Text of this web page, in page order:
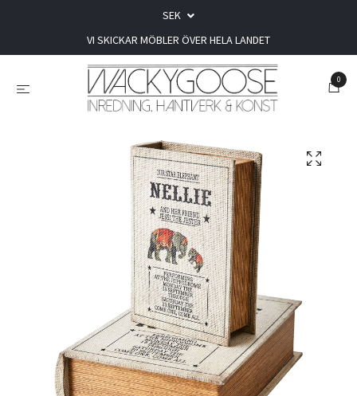
SEK
VI SKICKAR MÖBLER ÖVER HELA LANDET
0